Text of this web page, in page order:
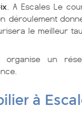
. A Escales Le
déroulement
le meilleur
organise un
à